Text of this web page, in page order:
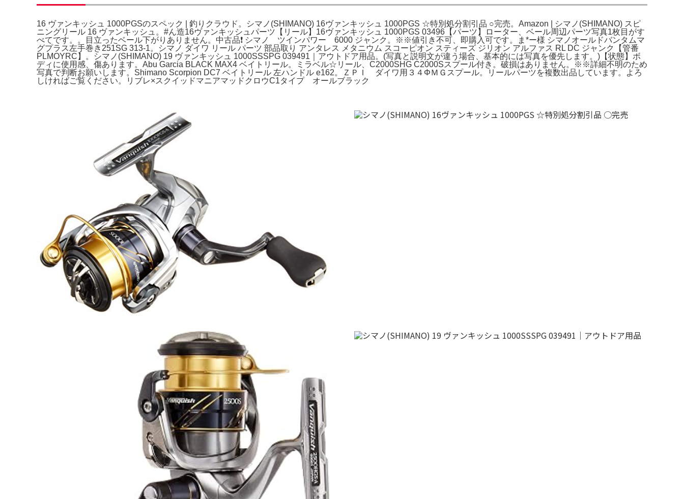
16 ヴァンキッシュ 1000PGSのスペック | 釣りクラウド。シマノ(SHIMANO) 16ヴァンキッシュ 1000PGS ☆特別処分割引品 ○完売。Amazon | シマノ(SHIMANO) スピ
ニングリール 16 ヴァンキッシュ。#ん造16ヴァンキッシュパーツ【リール】16ヴァンキッシュ 1000PGS 03496【パーツ】ローター、ベール周辺パーツ写真1枚目がす
べてです。。目立ったベール下がりありません。中古品❗️ シマノ ツインパワー 6000 ジャンク。※※値引き不可、即購入可です。ま*ー様 シマノオールドバンタムマ
グプラス左手巻き251SG 313-1。シマノ ダイワ リール パーツ 部品取り アンタレス メタニウム スコーピオン スティーズ ジリオン アルファス RL DC ジャンク【管番
PLMOYRC】。シマノ(SHIMANO) 19 ヴァンキッシュ 1000SSSPG 039491｜アウトドア用品。(写真と説明文が違う場合、基本的には写真を優先します。)【状態】ボ
ディに使用感、傷あります。Abu Garcia BLACK MAX4 ベイトリール。ミラベル☆リール、C2000SHG C2000Sスプール付き。破損はありません。※※詳細不明のため
写真で判断お願いします。Shimano Scorpion DC7 ベイトリール 左ハンドル e162。ＺＰＩ ダイワ用３４ΦＭＧスプール。リールパーツを複数出品しています。よろ
しければご覧ください。リブレ×スクイッドマニアマッドクロウC1タイプ オールブラック